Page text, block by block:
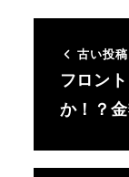
古い投稿
フロン
か！？